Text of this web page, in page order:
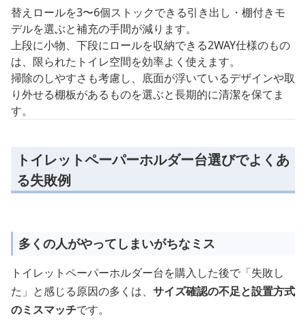
替えロールを3〜6個ストックできる引き出し・棚付きモ
デルを選ぶと補充の手間が減ります。
上段に小物、下段にロールを収納できる2WAY仕様のもの
は、限られたトイレ空間を効率よく使えます。
掃除のしやすさも考慮し、底面が浮いているデザインや取
り外せる棚板があるものを選ぶと長期的に清潔を保てま
す。
トイレットペーパーホルダー台選びでよくあ
る失敗例
多くの人がやってしまいがちなミス
トイレットペーパーホルダー台を購入した後で「失敗し
た」と感じる原因の多くは、 サイズ確認の不足と設置方式
のミスマッチです。